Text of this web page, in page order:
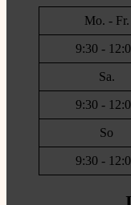
Mo. - Fr.
9:30 -
Sa.
9:30 -
So
9:30 -